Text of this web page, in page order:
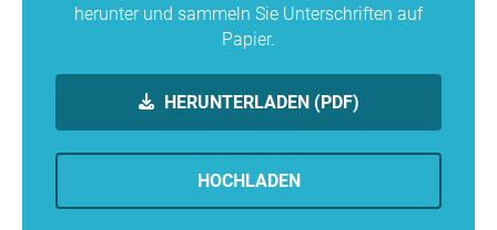
herunter und sammeln Sie Unterschriften auf
Papier.
HERUNTERLADEN (PDF)
HOCHLADEN